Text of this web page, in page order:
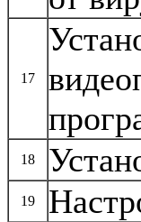
17
18
19